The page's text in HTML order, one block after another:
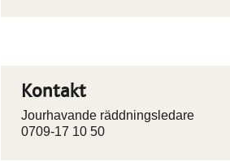
Kontakt
Jourhavande räddningsledare
0709-17 10 50